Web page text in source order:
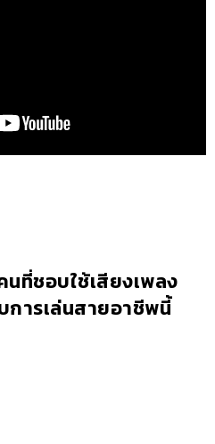
นที่ชอบใช้เสียงเพลง
การเล่นสายอาชีพนี้